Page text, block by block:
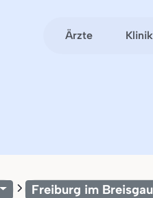
Ärzte
Freiburg im Breisgau